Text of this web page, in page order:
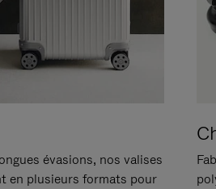
évasions, nos valises
en plusieurs formats pour